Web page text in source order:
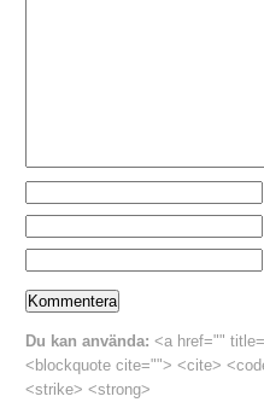
Du kan använda: <a href=""
<blockquote cite=""> <cite>
<strike> <strong>